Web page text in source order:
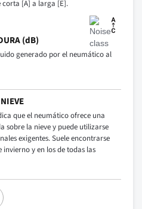
[A] a larga [E].
(dB)
generado por el neumático al
que el neumático ofrece una
sobre la nieve y puede utilizarse
exigentes. Suele encontrarse
invierno y en los de todas las